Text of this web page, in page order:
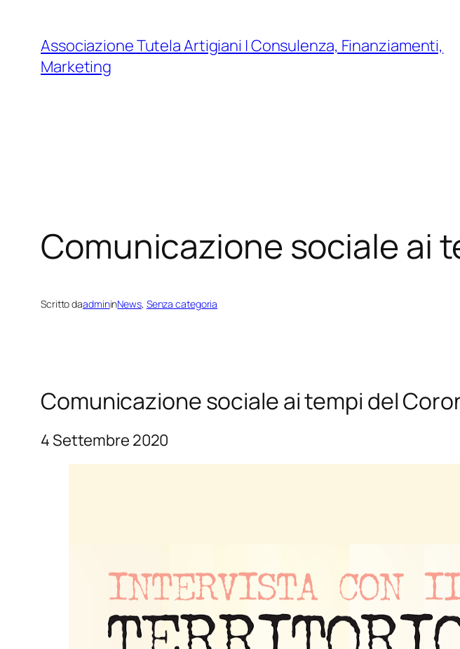
contenuto
Associazione Tutela Artigiani | Consulenza, Finanziamenti,
Marketing
Comunicazione sociale ai
Scritto daadmininNews, Senza categoria
Comunicazione sociale ai tempi del
4 Settembre 2020